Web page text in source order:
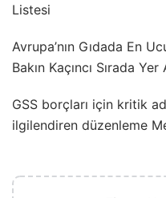
Listesi
Avrupa’nın Gıdada En
Bakın Kaçıncı Sırada Yer
GSS borçları için kritik
ilgilendiren düzenleme